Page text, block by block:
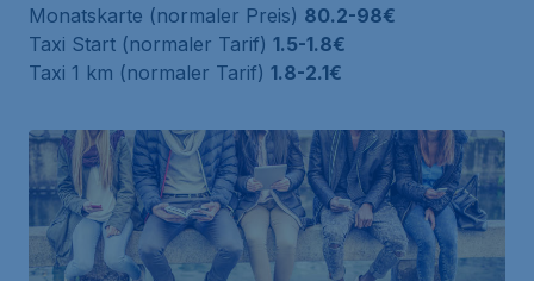
Monatskarte (normaler Preis) 80.2-98€
Taxi Start (normaler Tarif) 1.5-1.8€
Taxi 1 km (normaler Tarif) 1.8-2.1€